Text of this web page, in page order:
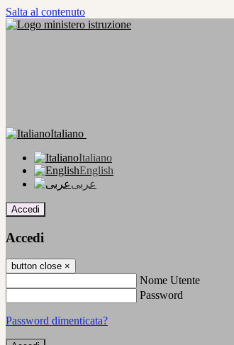
Salta al contenuto
Italiano
Italiano
English
عربى
Accedi
Accedi
button close ×
Nome Utente
Password
Password dimenticata?